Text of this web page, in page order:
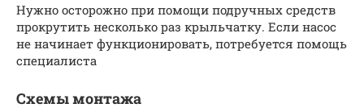
Нужно осторожно при помощи подручных средств
прокрутить несколько раз крыльчатку. Если насос
не начинает функционировать, потребуется помощь
специалиста
Схемы монтажа